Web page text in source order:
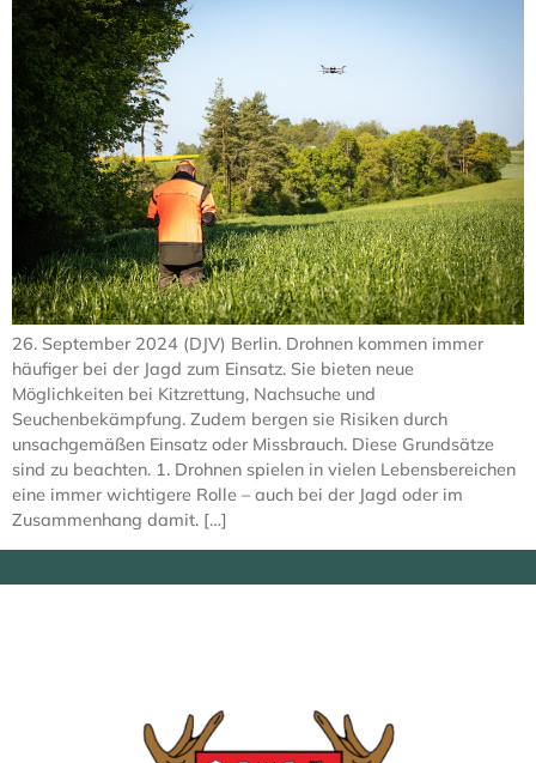
26. September 2024 (DJV) Berlin. Drohnen kommen immer
häufiger bei der Jagd zum Einsatz. Sie bieten neue
Möglichkeiten bei Kitzrettung, Nachsuche und
Seuchenbekämpfung. Zudem bergen sie Risiken durch
unsachgemäßen Einsatz oder Missbrauch. Diese Grundsätze
sind zu beachten. 1. Drohnen spielen in vielen Lebensbereichen
eine immer wichtigere Rolle – auch bei der Jagd oder im
Zusammenhang damit. […]